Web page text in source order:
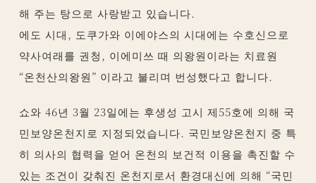
해 주는 탕으로 사랑받고 있습니다.
에도 시대, 도쿠가와 이에야스의 시대에는 수호신으로
약사여래를 권청, 이에미쓰 때 의왕원이라는 치료원
“온천산의왕원” 이라고 불리며 번성했다고 합니다.
쇼와 46년 3월 23일에는 후생성 고시 제55호에 의해 국
민보양온천지로 지정되었습니다. 국민보양온천지 중 특
히 의사의 협력을 얻어 온천의 보건적 이용을 촉진할 수
있는 조건이 갖춰진 온천지로서 환경대신에 의해 “국민